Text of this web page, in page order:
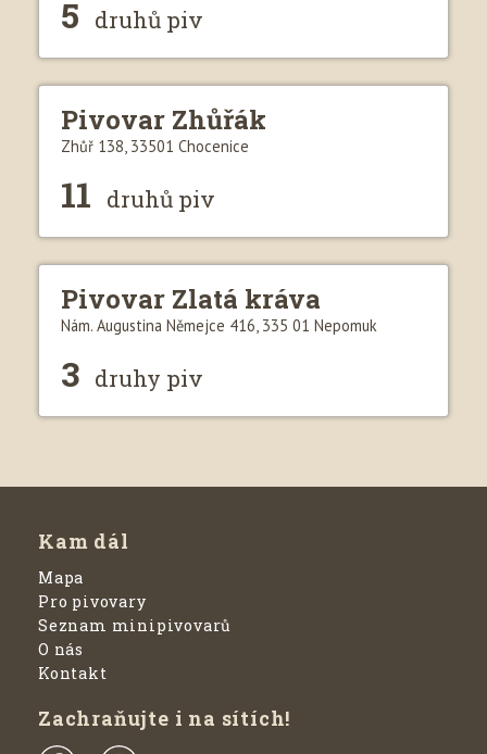
5 druhů piv
Pivovar Zhůřák
Zhůř 138, 33501 Chocenice
11 druhů piv
Pivovar Zlatá kráva
Nám. Augustina Němejce 416, 335 01 Nepomuk
3 druhy piv
Kam dál
Mapa
Pro pivovary
Seznam minipivovarů
O nás
Kontakt
Zachraňujte i na sítích!